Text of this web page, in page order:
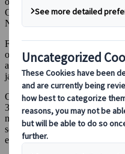
Okinawa er også navnet på
Naha, ligger.
Fra 1429 til 1879 var Okinawa
og Kina kjempet om
at øyene måtte betale tributt til
japansk prefektur.
Okinawa har et subtropisk
35 grader, noe som gjør det til
men pass på at du ikke drar dit
september, og prøv å reise om
en veldig varm og fuktig